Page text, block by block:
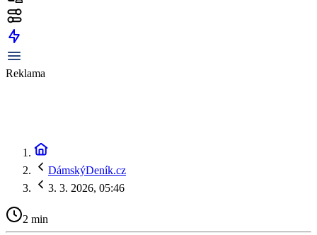
Reklama
DámskýDeník.cz
3. 3. 2026, 05:46
2 min